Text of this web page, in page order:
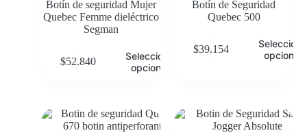
Botín de seguridad Mujer
Quebec Femme dieléctrico
Segman
$52.840
Seleccionar
opciones
Botín de Seguridad
Quebec 500
$39.154
opciones